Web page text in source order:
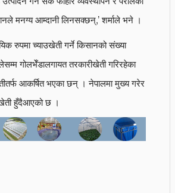
मनग्य आम्दानी लिनसक्छन्,’ शर्माले भने ।
रुपमा च्याउखेती गर्ने किसानको संख्या
गोलभेँडालगायत तरकारीखेती गरिरहेका
आकर्षित भएका छन् । नेपालमा मुख्य गरेर
हुँदैआएको छ ।